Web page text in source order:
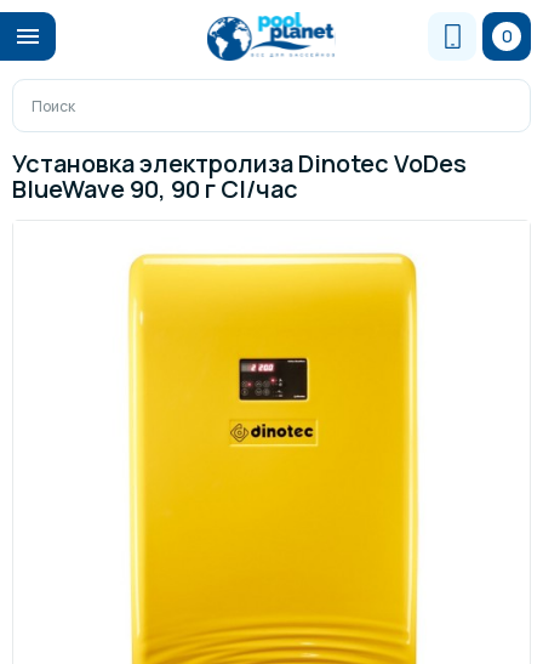
0
Установка электролиза Dinotec VoDes
BlueWave 90, 90 г Cl/час